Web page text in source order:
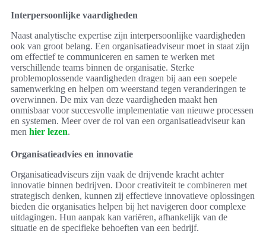
Interpersoonlijke vaardigheden
Naast analytische expertise zijn interpersoonlijke vaardigheden
ook van groot belang. Een organisatieadviseur moet in staat zijn
om effectief te communiceren en samen te werken met
verschillende teams binnen de organisatie. Sterke
problemoplossende vaardigheden dragen bij aan een soepele
samenwerking en helpen om weerstand tegen veranderingen te
overwinnen. De mix van deze vaardigheden maakt hen
onmisbaar voor succesvolle implementatie van nieuwe processen
en systemen. Meer over de rol van een organisatieadviseur kan
men hier lezen.
Organisatieadvies en innovatie
Organisatieadviseurs zijn vaak de drijvende kracht achter
innovatie binnen bedrijven. Door creativiteit te combineren met
strategisch denken, kunnen zij effectieve innovatieve oplossingen
bieden die organisaties helpen bij het navigeren door complexe
uitdagingen. Hun aanpak kan variëren, afhankelijk van de
situatie en de specifieke behoeften van een bedrijf.